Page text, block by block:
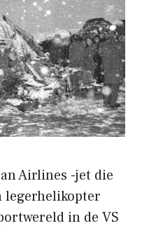
Airlines -jet die
legerhelikopter
in de VS